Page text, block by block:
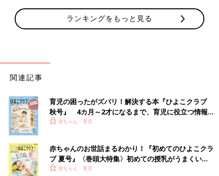
ディズニーショップでミッキー型のお皿を購入！
ランキングをもっと見る
関連記事
育児の困ったがズバリ！解決する本『ひよこクラブ
秋号』 4カ月～2才になるまで、育児に役立つ情報が
いっぱい！
赤ちゃん・育児
赤ちゃんのお世話まるわかり！『初めてのひよこクラ
ブ 夏号』〈巻頭大特集〉初めての授乳がうまくい
く！ おっぱい・ミルクの基本と夏のトラブル 解決テ
赤ちゃん・育児